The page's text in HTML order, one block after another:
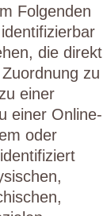
Folgenden
die direkt
zu
einer
einer Online-
oder